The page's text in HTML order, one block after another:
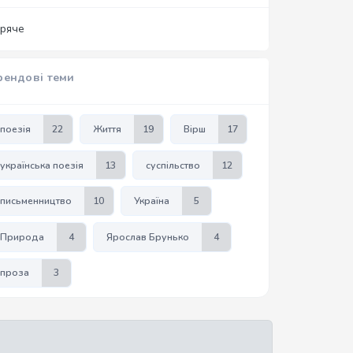
теми
поезія 22 Життя 19 Вірш 17
українська поезія 13 суспільство 12
письменництво 10 Україна 5
Природа 4 Ярослав Брунько 4
проза 3